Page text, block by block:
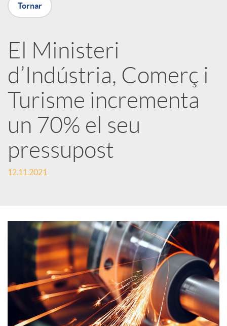
X
a
r
x
e
s
o
c
i
Tornar
El Ministeri
d’Indústria, Comerç i
Turisme incrementa
un 70% el seu
pressupost
12.11.2021